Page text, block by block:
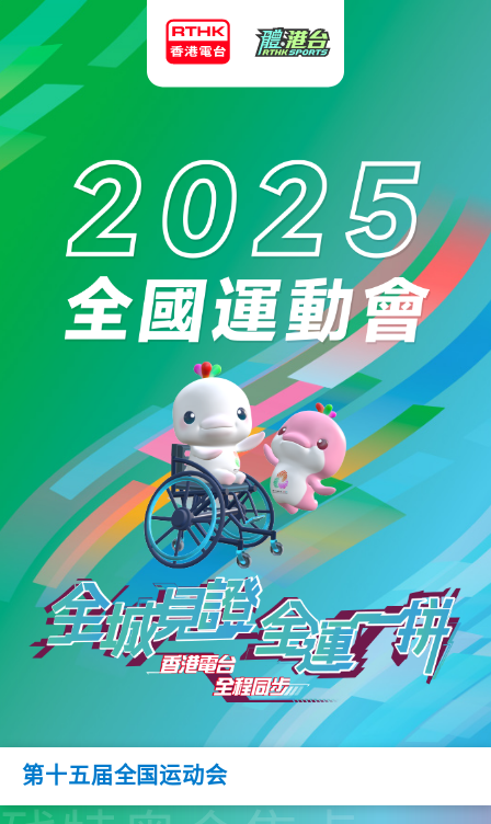
第十五届全国运动会